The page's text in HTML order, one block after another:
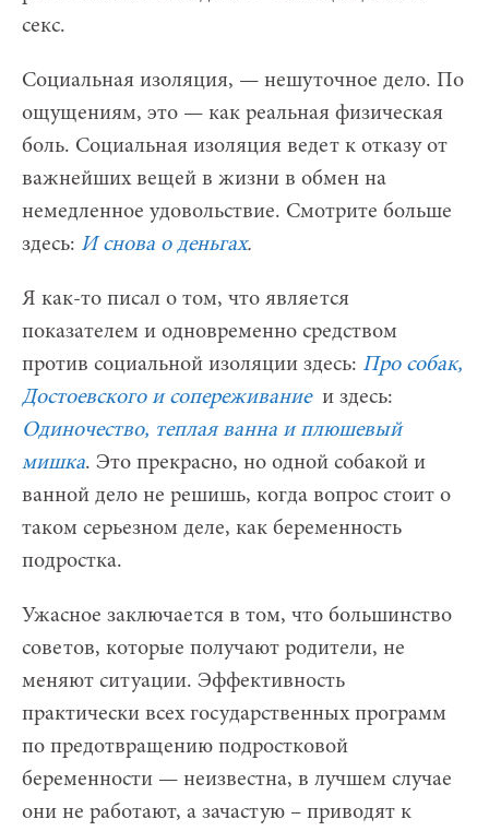
секс.
Социальная изоляция, — нешуточное дело. По
ощущениям, это — как реальная физическая
боль. Социальная изоляция ведет к отказу от
важнейших вещей в жизни в обмен на
немедленное удовольствие. Смотрите больше
здесь: И снова о деньгах.
Я как-то писал о том, что является
показателем и одновременно средством
против социальной изоляции здесь: Про собак,
Достоевского и сопереживаниеи здесь:
Одиночество, теплая ванна и плюшевый
мишка. Это прекрасно, но одной собакой и
ванной дело не решишь, когда вопрос стоит о
таком серьезном деле, как беременность
подростка.
Ужасное заключается в том, что большинство
советов, которые получают родители, не
меняют ситуации. Эффективность
практически всех государственных программ
по предотвращению подростковой
беременности — неизвестна, в лучшем случае
они не работают, а зачастую – приводят к